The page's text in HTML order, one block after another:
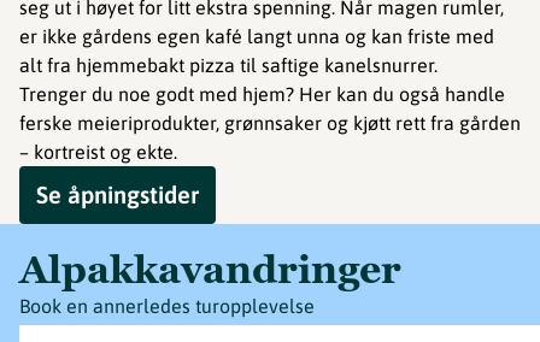
seg ut i høyet for litt ekstra spenning. Når magen rumler,
er ikke gårdens egen kafé langt unna og kan friste med
alt fra hjemmebakt pizza til saftige kanelsnurrer.
Trenger du noe godt med hjem? Her kan du også handle
ferske meieriprodukter, grønnsaker og kjøtt rett fra gården
– kortreist og ekte.
Se åpningstider
Alpakkavandringer
Book en annerledes turopplevelse